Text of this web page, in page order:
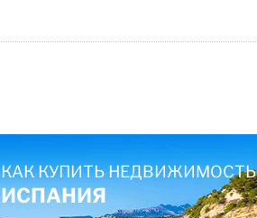
КАК КУПИТЬ НЕДВИЖИМОСТЬ
ИСПАНИЯ